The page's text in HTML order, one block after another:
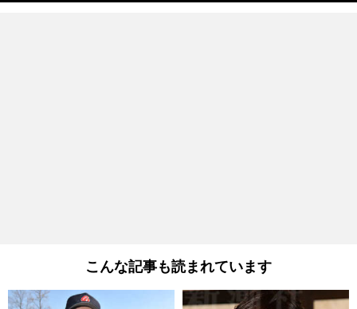
こんな記事も読まれています